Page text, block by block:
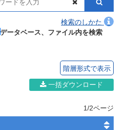
検索のしかた
データベース、ファイル内を検索
階層形式で表示
一括ダウンロード
1/2ページ